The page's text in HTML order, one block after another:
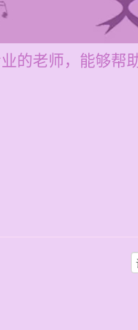
的老师，能够帮